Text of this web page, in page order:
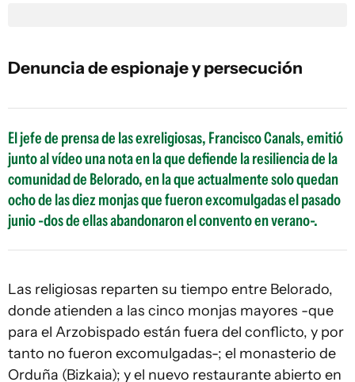
Denuncia de espionaje y persecución
El jefe de prensa de las exreligiosas, Francisco Canals, emitió
junto al vídeo una nota en la que defiende la resiliencia de la
comunidad de Belorado, en la que actualmente solo quedan
ocho de las diez monjas que fueron excomulgadas el pasado
junio -dos de ellas abandonaron el convento en verano-.
Las religiosas reparten su tiempo entre Belorado,
donde atienden a las cinco monjas mayores -que
para el Arzobispado están fuera del conflicto, y por
tanto no fueron excomulgadas-; el monasterio de
Orduña (Bizkaia); y el nuevo restaurante abierto en